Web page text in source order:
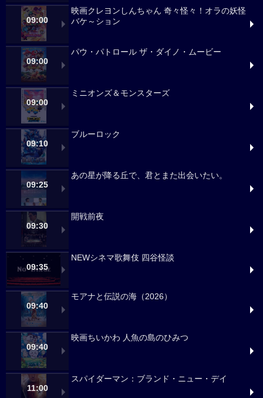
09:00
映画クレヨンしんちゃん 奇々怪々！オラの妖怪
バケ～ション
09:00
パウ・パトロール ザ・ダイノ・ムービー
09:00
ミニオンズ＆モンスターズ
09:10
ブルーロック
09:25
あの星が降る丘で、君とまた出会いたい。
09:30
開戦前夜
09:35
NEWシネマ歌舞伎 四谷怪談
09:40
モアナと伝説の海（2026）
09:40
映画ちいかわ 人魚の島のひみつ
11:00
スパイダーマン：ブランド・ニュー・デイ